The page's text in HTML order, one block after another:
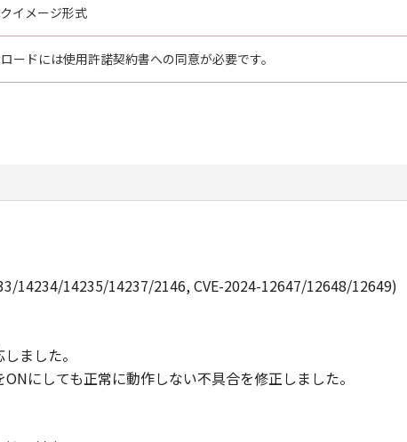
イメージ形式
ードには使用許諾契約書への同意が必要です。
14234/14235/14237/2146, CVE-2024-12647/12648/12649)
ました。
にしても正常に動作しない不具合を修正しました。